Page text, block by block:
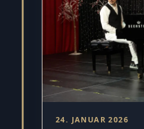
24. JANUAR 2026